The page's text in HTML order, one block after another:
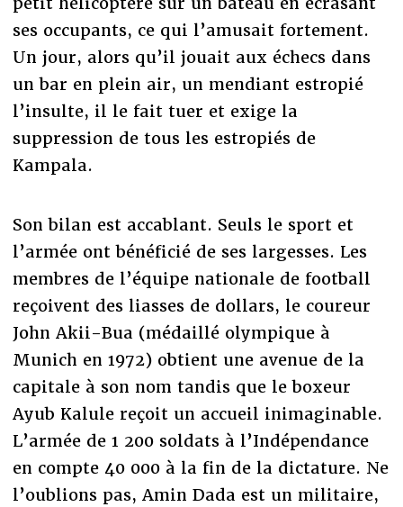
ses occupants, ce qui l’amusait fortement.
Un jour, alors qu’il jouait aux échecs dans
un bar en plein air, un mendiant estropié
l’insulte, il le fait tuer et exige la
suppression de tous les estropiés de
Kampala.
Son bilan est accablant. Seuls le sport et
l’armée ont bénéficié de ses largesses. Les
membres de l’équipe nationale de football
reçoivent des liasses de dollars, le coureur
John Akii-Bua (médaillé olympique à
Munich en 1972) obtient une avenue de la
capitale à son nom tandis que le boxeur
Ayub Kalule reçoit un accueil inimaginable.
L’armée de 1 200 soldats à l’Indépendance
en compte 40 000 à la fin de la dictature. Ne
l’oublions pas, Amin Dada est un militaire,